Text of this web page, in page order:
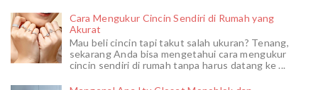
Cara Mengukur Cincin Sendiri di Rumah yang
Akurat
Mau beli cincin tapi takut salah ukuran? Tenang,
sekarang Anda bisa mengetahui cara mengukur
cincin sendiri di rumah tanpa harus datang ke ...